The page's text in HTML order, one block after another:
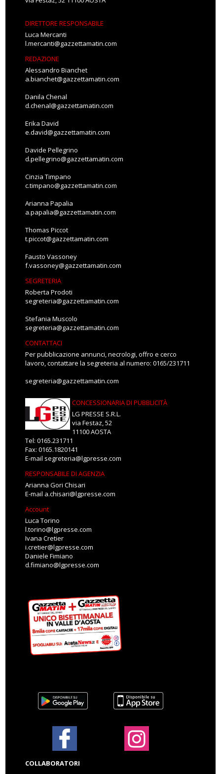
DIRETTORE RESPONSABILE
Luca Mercanti
l.mercanti@gazzettamatin.com
REDAZIONE
Alessandro Bianchet
a.bianchet@gazzettamatin.com
Danila Chenal
d.chenal@gazzettamatin.com
Erika David
e.david@gazzettamatin.com
Davide Pellegrino
d.pellegrino@gazzettamatin.com
Cinzia Timpano
c.timpano@gazzettamatin.com
Arianna Papalia
a.papalia@gazzettamatin.com
Thomas Piccot
t.piccot@gazzettamatin.com
Fausto Vassoney
f.vassoney@gazzettamatin.com
SEGRETERIA
Roberta Prodoti
segreteria@gazzettamatin.com
Stefania Muscolo
segreteria@gazzettamatin.com
CONTATTACI
Per pubblicazione annunci, necrologi, offro e cerco
lavoro, contattare la segreteria al numero: 0165/231711
segreteria@gazzettamatin.com
CONCESSIONARIA DI PUBBLICITÀ
LG PRESSE S.R.L.
via Festaz, 52
11100 AOSTA
Tel: 0165.231711
Fax: 0165.1820141
E-mail segreteria@lgpresse.com
RESPONSABILE DI AGENZIA
Arianna Gori Chisari
E-mail a.chisari@lgpresse.com
Account
Luca Torino
l.torino@lgpresse.com
Ivana Cretier
i.cretier@lgpresse.com
Daniele Fimiano
d.fimiano@lgpresse.com
COLLABORATORI